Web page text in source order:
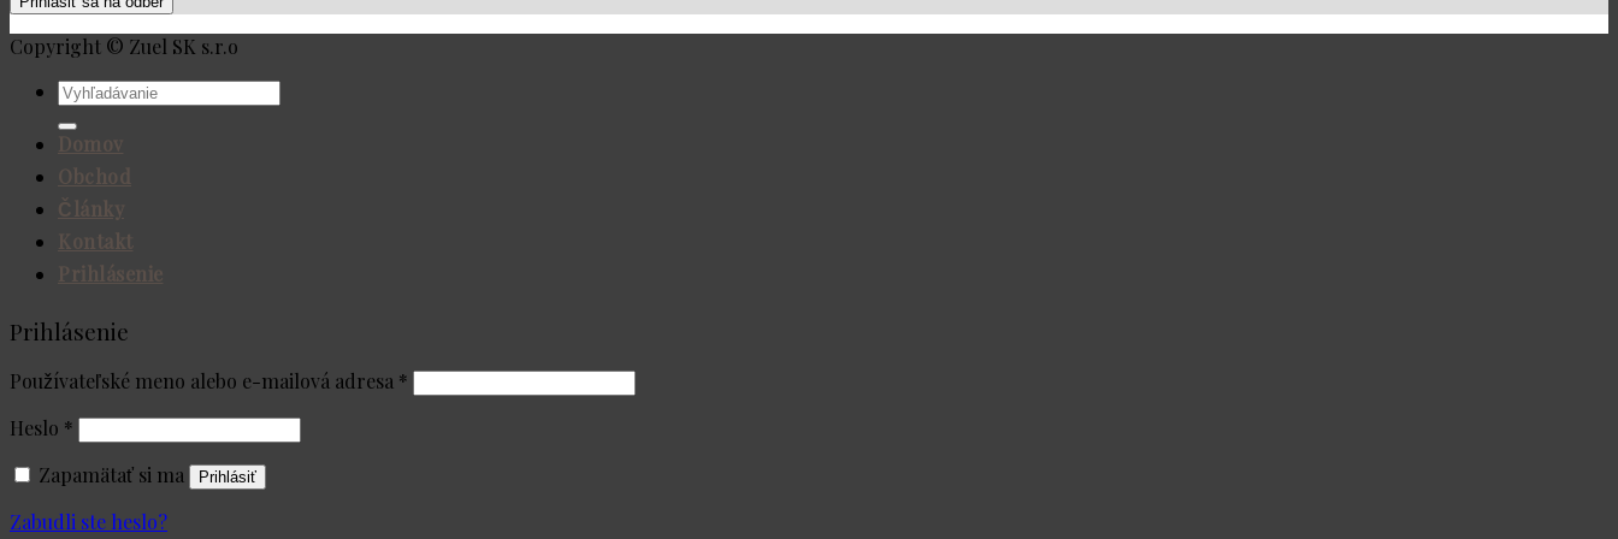
Copyright © Zuel SK s.r.o
Hľadať:
Domov
Obchod
Články
Kontakt
Prihlásenie
Prihlásenie
Používateľské meno alebo e-mailová adresa *
Heslo *
Zapamätať si ma
Prihlásiť
Zabudli ste heslo?